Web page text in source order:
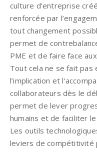
culture d’entreprise
renforcée par
tout changement
permet de
PME et de faire face
Tout cela ne se fait pas
l’implication et
collaborateurs dès le
permet de lever
humains et de faciliter
Les outils
leviers de compétitivité